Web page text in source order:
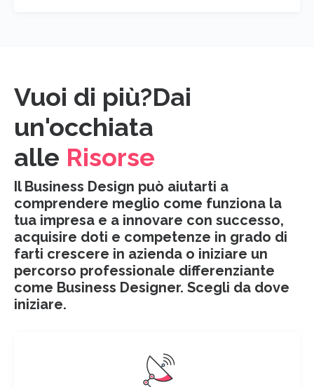
Vuoi di più?Dai
un'occhiata
alle Risorse
Il Business Design può aiutarti a
comprendere meglio come funziona la
tua impresa e a innovare con successo,
acquisire doti e competenze in grado di
farti crescere in azienda o iniziare un
percorso professionale differenziante
come Business Designer. Scegli da dove
iniziare.